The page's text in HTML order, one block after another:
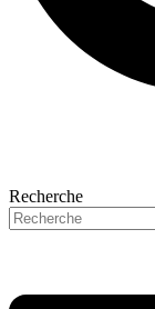
Recherche